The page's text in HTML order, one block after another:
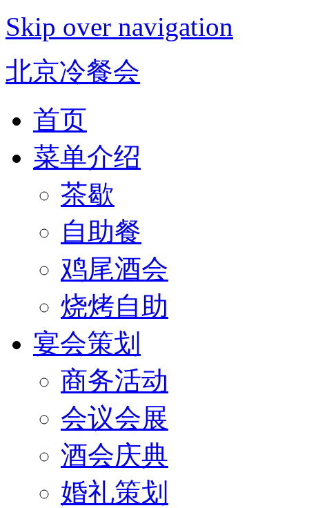
Skip over navigation
北京冷餐会
首页
菜单介绍
茶歇
自助餐
鸡尾酒会
烧烤自助
宴会策划
商务活动
会议会展
酒会庆典
婚礼策划